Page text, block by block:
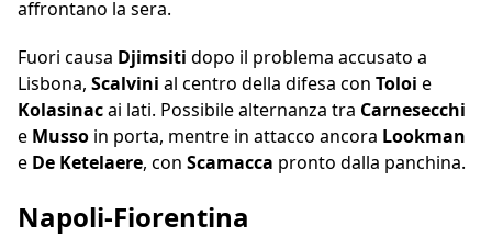
affrontano la sera.
Fuori causa Djimsiti dopo il problema accusato a
Lisbona, Scalvini al centro della difesa con Toloi e
Kolasinacai lati. Possibile alternanza tra Carnesecchi
e Musso in porta, mentre in attacco ancora Lookman
e De Ketelaere, con Scamacca pronto dalla panchina.
Napoli-Fiorentina